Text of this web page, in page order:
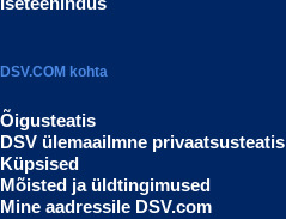
DSV.COM kohta
Õigusteatis
DSV ülemaailmne privaatsusteatis
Küpsised
Mõisted ja üldtingimused
Mine aadressile DSV.com